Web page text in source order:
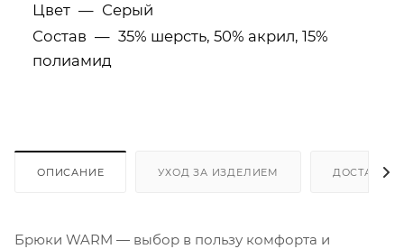
Цвет — Серый
Состав — 35% шерсть, 50% акрил, 15%
полиамид
ОПИСАНИЕ УХОД ЗА ИЗДЕЛИЕМ ДОСТАВКА
Брюки WARM — выбор в пользу комфорта и